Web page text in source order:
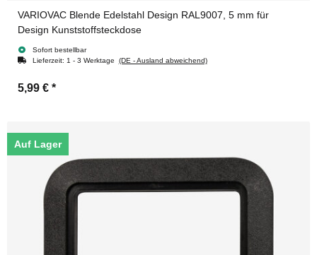
VARIOVAC Blende Edelstahl Design RAL9007, 5 mm für
Design Kunststoffsteckdose
Sofort bestellbar
Lieferzeit: 1 - 3 Werktage (DE - Ausland abweichend)
5,99 € *
Auf Lager